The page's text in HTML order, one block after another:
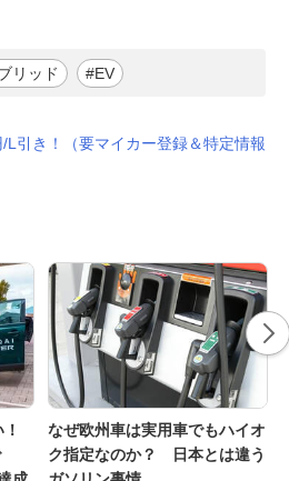
リッド #EV
L引き！（要マイカー登録＆特定情報
なぜ欧州車は実用車でもハイオ
ク指定なのか？ 日本とは違う